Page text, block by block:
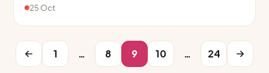
25 Oct
1 … 8 9 10 … 24